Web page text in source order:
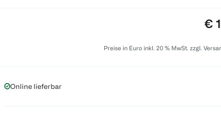
€
Preise in Euro inkl. 20 % MwSt. zzgl.
Online lieferbar